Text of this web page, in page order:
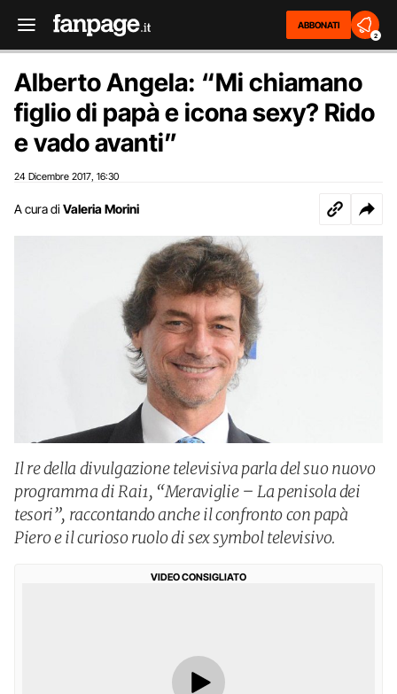
ABBONATI
2
Alberto Angela: “Mi chiamano
figlio di papà e icona sexy? Rido
e vado avanti”
24 Dicembre 2017 16:30
A cura di Valeria Morini
Il re della divulgazione televisiva parla del suo nuovo
programma di Rai1, “Meraviglie – La penisola dei
tesori”, raccontando anche il confronto con papà
Piero e il curioso ruolo di sex symbol televisivo.
VIDEO CONSIGLIATO